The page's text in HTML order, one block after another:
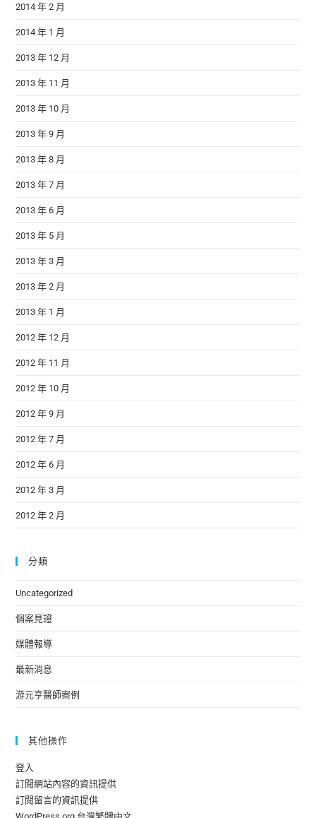
2014 年 2 月
2014 年 1 月
2013 年 12 月
2013 年 11 月
2013 年 10 月
2013 年 9 月
2013 年 8 月
2013 年 7 月
2013 年 6 月
2013 年 5 月
2013 年 3 月
2013 年 2 月
2013 年 1 月
2012 年 12 月
2012 年 11 月
2012 年 10 月
2012 年 9 月
2012 年 7 月
2012 年 6 月
2012 年 3 月
2012 年 2 月
分類
Uncategorized
個案見證
媒體報導
最新消息
游元亨醫師案例
其他操作
登入
訂閱網站內容的資訊提供
訂閱留言的資訊提供